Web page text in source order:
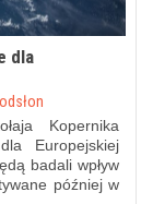
dla
Kopernika
Europejskiej
badali wpływ
później w